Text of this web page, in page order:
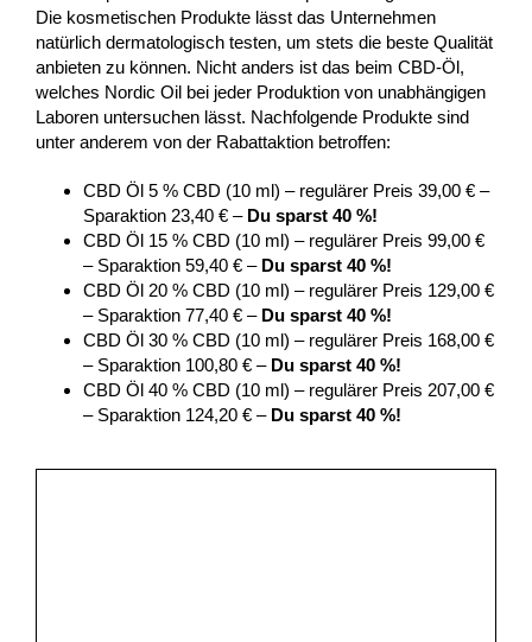
Die kosmetischen Produkte lässt das Unternehmen
natürlich dermatologisch testen, um stets die beste Qualität
anbieten zu können. Nicht anders ist das beim CBD-Öl,
welches Nordic Oil bei jeder Produktion von unabhängigen
Laboren untersuchen lässt. Nachfolgende Produkte sind
unter anderem von der Rabattaktion betroffen:
CBD Öl 5 % CBD (10 ml) – regulärer Preis 39,00 € –
Sparaktion 23,40 € – Du sparst 40 %!
CBD Öl 15 % CBD (10 ml) – regulärer Preis 99,00 €
– Sparaktion 59,40 € – Du sparst 40 %!
CBD Öl 20 % CBD (10 ml) – regulärer Preis 129,00 €
– Sparaktion 77,40 € – Du sparst 40 %!
CBD Öl 30 % CBD (10 ml) – regulärer Preis 168,00 €
– Sparaktion 100,80 € – Du sparst 40 %!
CBD Öl 40 % CBD (10 ml) – regulärer Preis 207,00 €
– Sparaktion 124,20 € – Du sparst 40 %!